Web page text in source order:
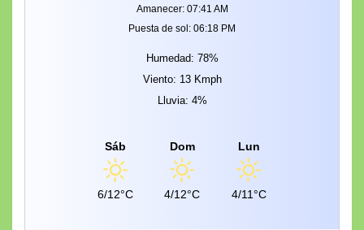
Amanecer: 07:41 AM
Puesta de sol: 06:18 PM
Humedad: 78%
Viento: 13 Kmph
Lluvia: 4%
Sáb
6/12°C
Dom
4/12°C
Lun
4/11°C